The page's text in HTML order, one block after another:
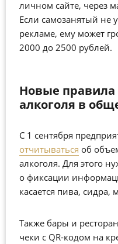
личном сайте, через
Если самозанятый не
рекламе, ему может
2000 до 2500 рублей.
Новые правила
алкоголя в
С 1 сентября
отчитываться об
алкоголя. Для этого
о фиксации
касается пива, сидра,
Также бары и
чеки с QR-кодом на